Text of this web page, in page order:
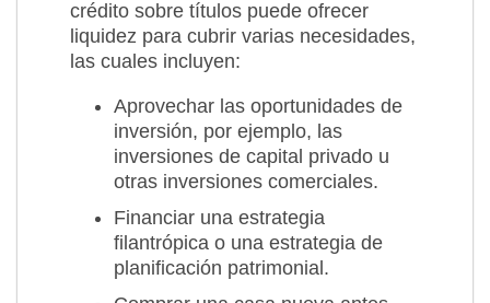
crédito sobre títulos puede ofrecer
liquidez para cubrir varias necesidades,
las cuales incluyen:
Aprovechar las oportunidades de
inversión, por ejemplo, las
inversiones de capital privado u
otras inversiones comerciales.
Financiar una estrategia
filantrópica o una estrategia de
planificación patrimonial.